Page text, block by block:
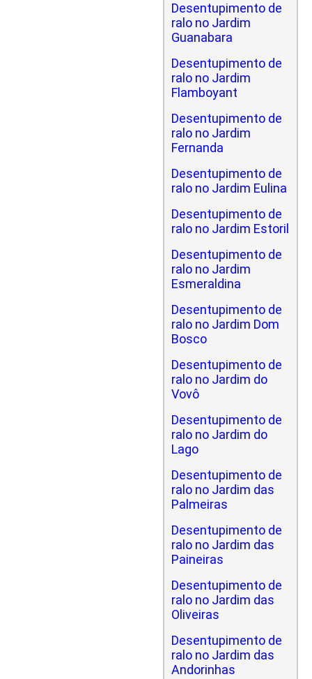
Desentupimento de
ralo no Jardim
Guanabara
Desentupimento de
ralo no Jardim
Flamboyant
Desentupimento de
ralo no Jardim
Fernanda
Desentupimento de
ralo no Jardim Eulina
Desentupimento de
ralo no Jardim Estoril
Desentupimento de
ralo no Jardim
Esmeraldina
Desentupimento de
ralo no Jardim Dom
Bosco
Desentupimento de
ralo no Jardim do
Vovô
Desentupimento de
ralo no Jardim do
Lago
Desentupimento de
ralo no Jardim das
Palmeiras
Desentupimento de
ralo no Jardim das
Paineiras
Desentupimento de
ralo no Jardim das
Oliveiras
Desentupimento de
ralo no Jardim das
Andorinhas